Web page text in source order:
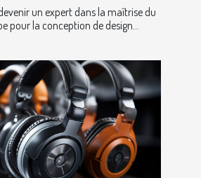
un expert dans la maîtrise du
pour la conception de design...